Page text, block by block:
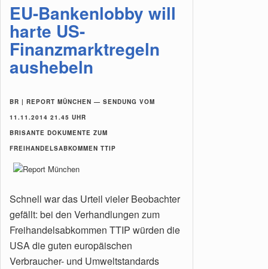
EU-Bankenlobby will
harte US-
Finanzmarktregeln
aushebeln
BR | REPORT MÜNCHEN — SENDUNG VOM
11.11.2014 21.45 UHR
BRISANTE DOKUMENTE ZUM
FREIHANDELSABKOMMEN TTIP
Schnell war das Urteil vieler Beobachter
gefällt: bei den Verhandlungen zum
Freihandels­ab­kommen TTIP würden die
USA die guten europäischen
Verbraucher- und Umweltstandards